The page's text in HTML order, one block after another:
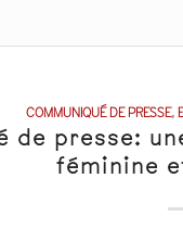
COMMUNIQUÉ DE PRESSE,
de presse:
féminine